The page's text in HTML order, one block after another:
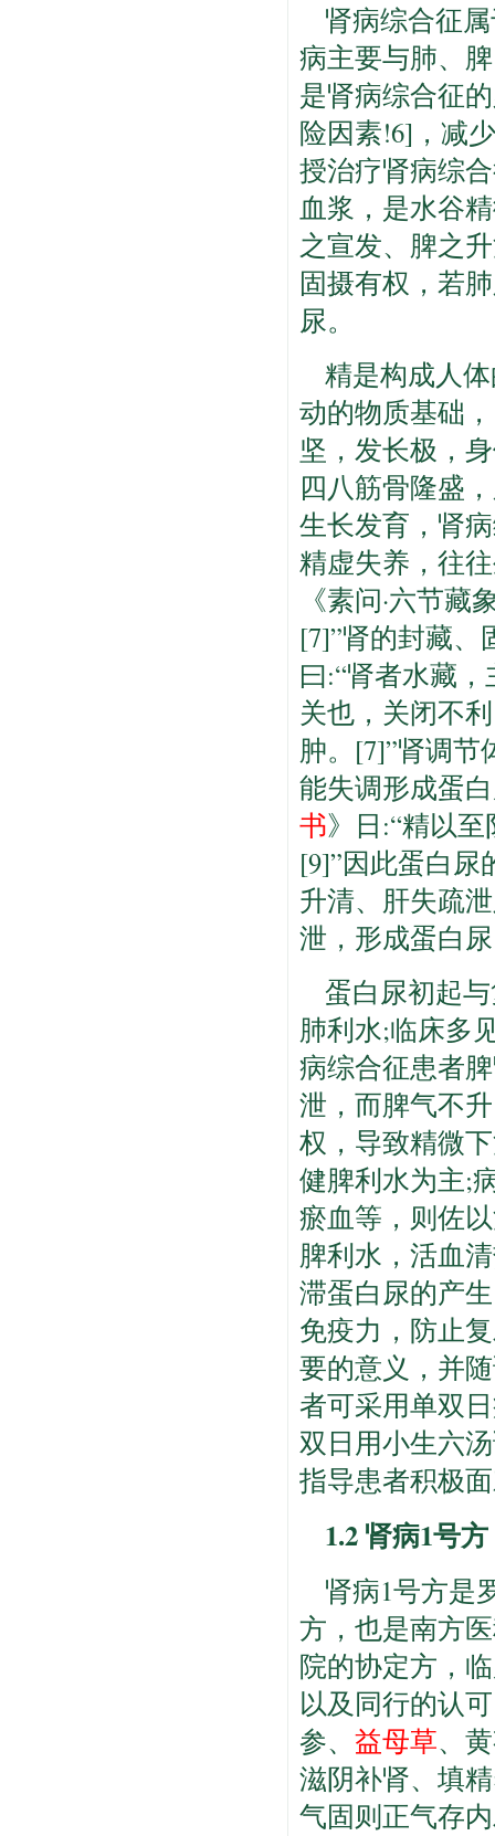
肾病综合征
病主要与肺、
是肾病综合征
险因素!6]，减
授治疗肾病综
血浆，是水谷
之宣发、脾之
固摄有权，若
尿。
精是构成人
动的物质基础
坚，发长极，
四八筋骨隆盛
生长发育，肾
精虚失养，往
《素问·六节
[7]”肾的封藏、
曰:“肾者水藏
关也，关闭不
肿。[7]”肾调
能失调形成蛋
书》日:“精以
[9]”因此蛋白
升清、肝失疏
泄，形成蛋白
蛋白尿初起
肺利水;临床多
病综合征患者
泄，而脾气不
权，导致精微
健脾利水为主;
瘀血等，则佐
脾利水，活血
滞蛋白尿的产
免疫力，防止
要的意义，并
者可采用单双
双日用小生六
指导患者积极
1.2 肾病1号方
肾病1号方是
方，也是南方
院的协定方，
以及同行的认
参、 益母草、
滋阴补肾、填
气固则正气存